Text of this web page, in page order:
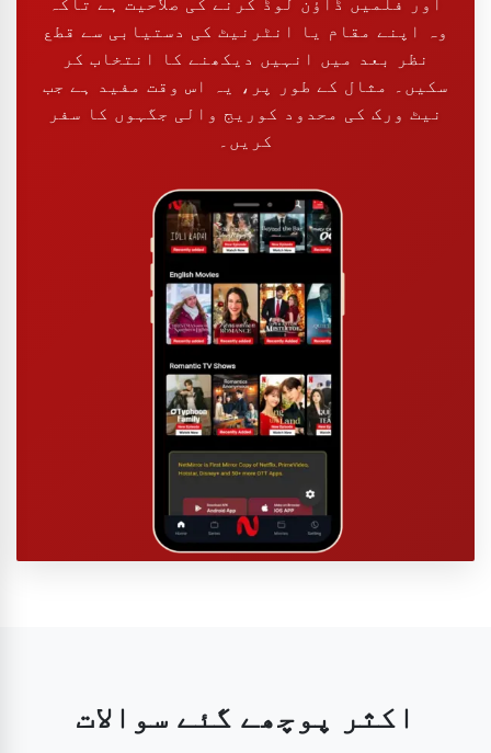
وہ اپنے مقام یا انٹرنیٹ کی دستیابی سے قطع
نظر بعد میں انہیں دیکھنے کا انتخاب کر
سکیں۔ مثال کے طور پر، یہ اس وقت مفید ہے جب
نیٹ ورک کی محدود کوریج والی جگہوں کا سفر
کریں۔
اکثر پوچھے گئے سوالات